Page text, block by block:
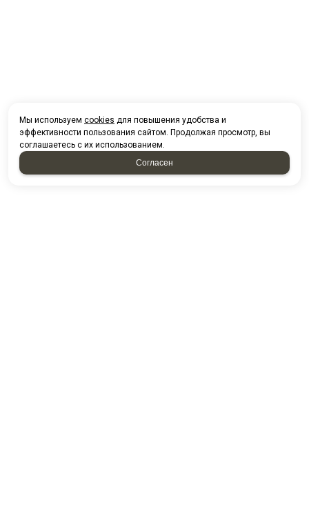
Мы используем cookies для повышения удобства и
эффективности пользования сайтом. Продолжая просмотр, вы
соглашаетесь с их использованием.
Согласен